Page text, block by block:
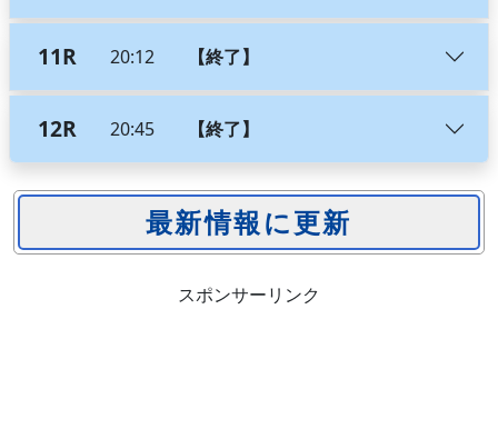
11R 20:12 【終了】
12R 20:45 【終了】
スポンサーリンク